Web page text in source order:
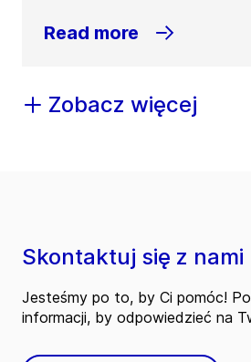
Read more
Zobacz więcej
Skontaktuj się z nami
Jesteśmy po to, by Ci pomóc!
informacji, by odpowiedzieć na